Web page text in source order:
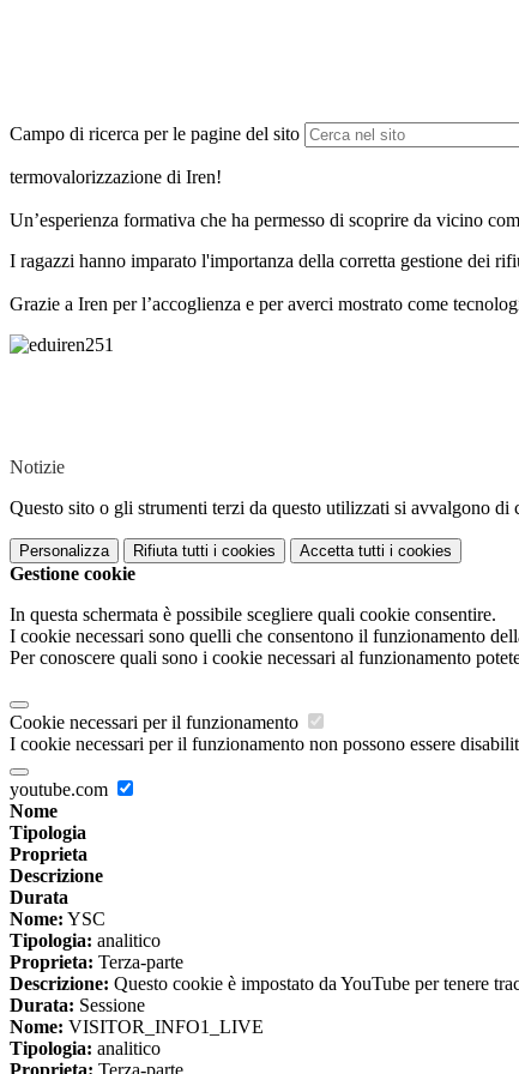
Campo di ricerca per le pagine del sito
termovalorizzazione di Iren!
Un’esperienza formativa che ha permesso di scoprire da vicino
I ragazzi hanno imparato l'importanza della corretta gestione dei
Grazie a Iren per l’accoglienza e per averci mostrato come
Notizie
Questo sito o gli strumenti terzi da questo utilizzati si avvalgono
Personalizza Rifiuta tutti i cookies Accetta tutti i cookies
Gestione cookie
In questa schermata è possibile scegliere quali cookie consentire.
I cookie necessari sono quelli che consentono il funzionamento
Per conoscere quali sono i cookie necessari al funzionamento
Cookie necessari per il funzionamento
I cookie necessari per il funzionamento non possono essere
youtube.com
Nome
Tipologia
Proprieta
Descrizione
Durata
Nome: YSC
Tipologia: analitico
Proprieta: Terza-parte
Descrizione: Questo cookie è impostato da YouTube per tenere
Durata: Sessione
Nome: VISITOR_INFO1_LIVE
Tipologia: analitico